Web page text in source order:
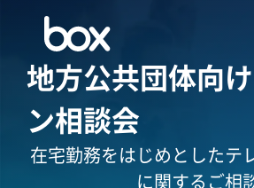
地方公共団体向
ン相談会
在宅勤務をはじめとしたテ
に関するご相